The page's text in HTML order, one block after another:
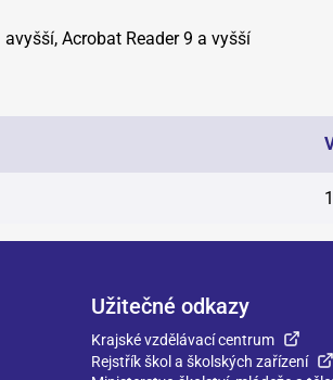
Acrobat Reader 9 a vyšší
Užitečné odkazy
Krajské vzdělávací centrum
Rejstřík škol a školských zařízení